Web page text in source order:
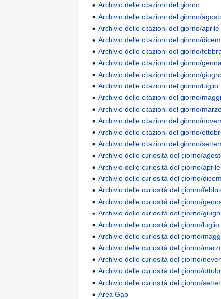
Archivio delle citazioni del giorno
Archivio delle citazioni del giorno/
Archivio delle citazioni del giorno/aprile
Archivio delle citazioni del giorno/
Archivio delle citazioni del giorno/
Archivio delle citazioni del giorno/
Archivio delle citazioni del giorno/
Archivio delle citazioni del giorno/luglio
Archivio delle citazioni del giorno/
Archivio delle citazioni del giorno/
Archivio delle citazioni del giorno/
Archivio delle citazioni del giorno/
Archivio delle citazioni del giorno/
Archivio delle curiosità del giorno/
Archivio delle curiosità del giorno/aprile
Archivio delle curiosità del giorno/
Archivio delle curiosità del giorno/
Archivio delle curiosità del giorno/
Archivio delle curiosità del giorno/
Archivio delle curiosità del giorno/luglio
Archivio delle curiosità del giorno/
Archivio delle curiosità del giorno/
Archivio delle curiosità del giorno/
Archivio delle curiosità del giorno/
Archivio delle curiosità del giorno/
Area Gap